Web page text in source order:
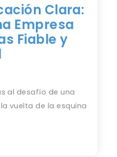
Clara:
Empresa
Fiable y
al desafío de una
vuelta de la esquina